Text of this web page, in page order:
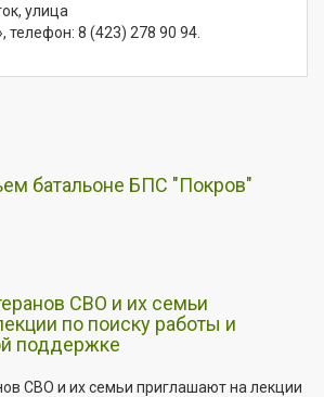
улица
телефон: 8 (423) 278 90 94
батальоне БПС "Покров"
СВО и их семьи
по поиску работы и
поддержке
СВО и их семьи приглашают на лекции